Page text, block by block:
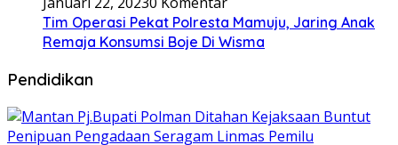
Tim Operasi Pekat Polresta Mamuju, Jaring Anak
Remaja Konsumsi Boje Di Wisma
Pendidikan